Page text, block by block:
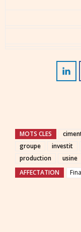
MOTS CLES
groupe
investit
production
usine
AFFECTATION